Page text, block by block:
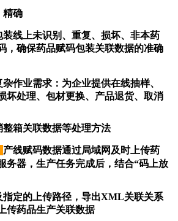
确
装线上未识别、重复、损坏、非本药
，确保药品赋码包装关联数据的准确
作业需求：为企业提供在线抽样、
坏处理、包材更换、产品退货、取消
箱关联数据等处理方法
产线赋码数据通过局域网及时上传药
务器，生产任务完成后，结合“码上放
定的上传路径，导出XML关联关系
传药品生产关联数据